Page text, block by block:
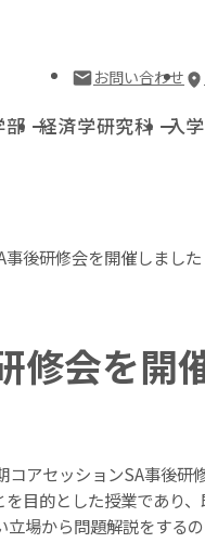
お問い合わせ
部 経済学研究科 入
後研修会を開催しました
修会を開
コアセッションSA事後研
目的とした授業であり
場から問題解説をする